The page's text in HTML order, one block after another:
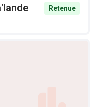
Retenue